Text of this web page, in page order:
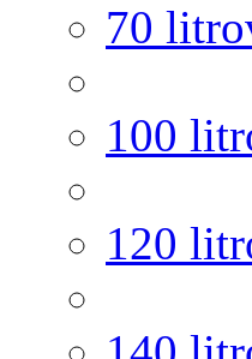
70
100
120